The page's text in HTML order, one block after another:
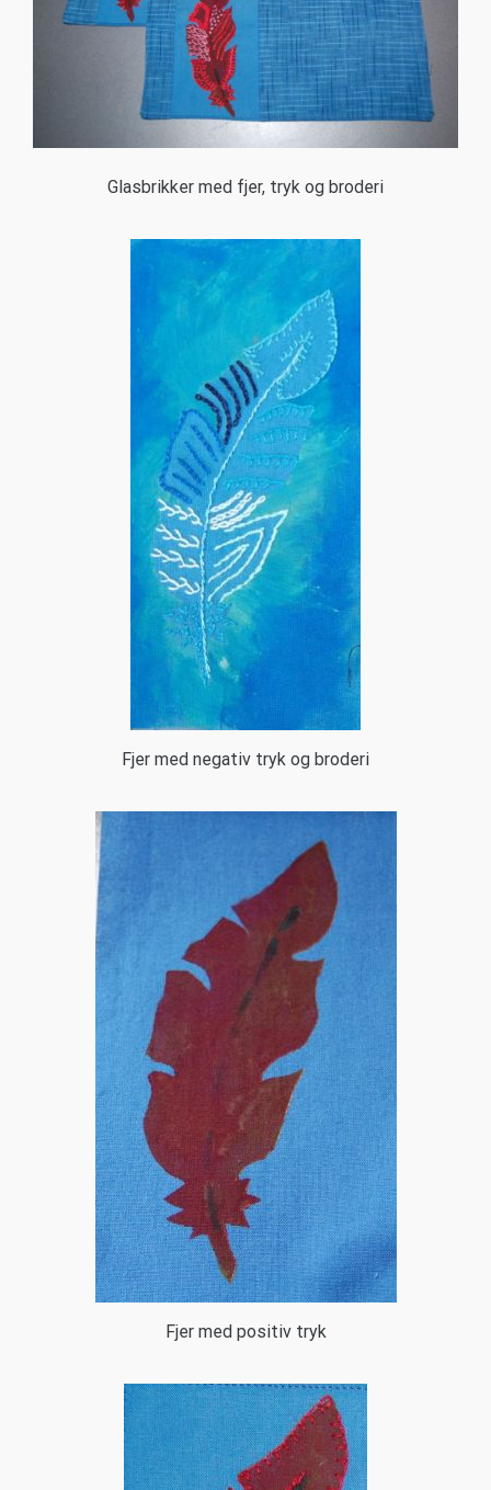
Glasbrikker med fjer, tryk og broderi
Fjer med negativ tryk og broderi
Fjer med positiv tryk